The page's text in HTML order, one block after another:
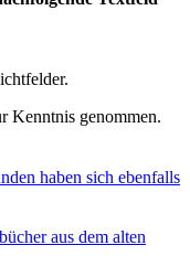
Kenntnis genommen.
haben sich ebenfalls
aus dem alten